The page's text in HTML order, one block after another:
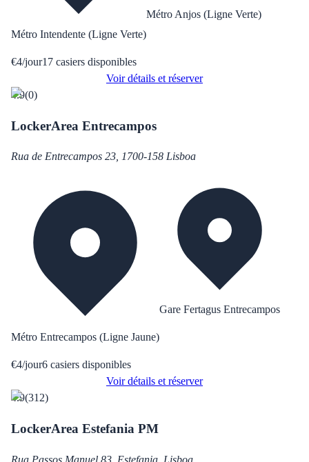
Métro Intendente (Ligne Verte)
Métro Anjos (Ligne Verte)
€4/jour17 casiers disponibles
Voir détails et réserver
4.9(0)
LockerArea Entrecampos
Rua de Entrecampos 23, 1700-158 Lisboa
Métro Entrecampos (Ligne Jaune)
Gare Fertagus Entrecampos
€4/jour6 casiers disponibles
Voir détails et réserver
4.9(312)
LockerArea Estefania PM
Rua Passos Manuel 83, Estefania, Lisboa